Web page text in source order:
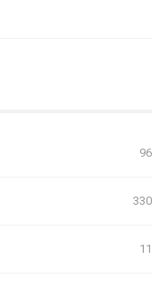
96
330
11